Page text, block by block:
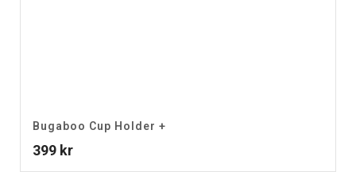
Bugaboo Cup Holder +
399 kr